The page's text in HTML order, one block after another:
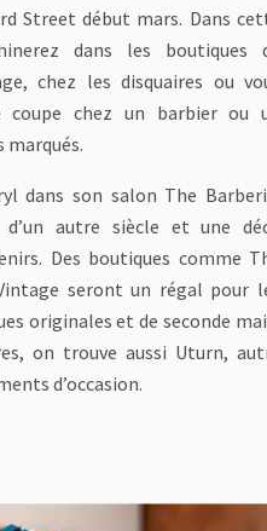
Street début mars. Dans
dans les boutiques
chez les disquaires ou
coupe chez un barbier ou
marqués.
dans son salon The
d’un autre siècle et une
Des boutiques comme
seront un régal pour
originales et de seconde
on trouve aussi Uturn,
d’occasion.